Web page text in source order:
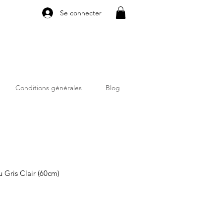
Se connecter
Conditions générales Blog
Gris Clair (60cm)